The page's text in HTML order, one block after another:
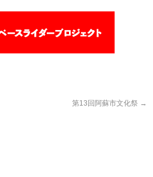
第13回阿蘇市文化祭 →